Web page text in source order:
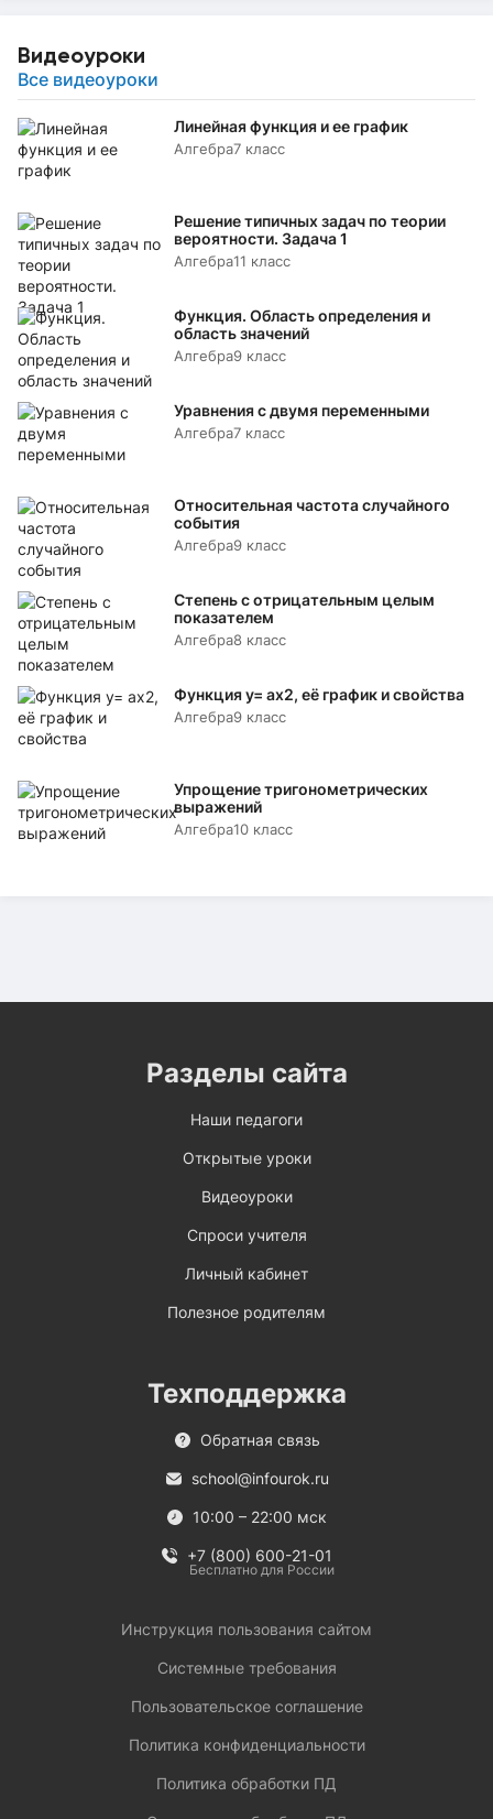
Видеоуроки
Все видеоуроки
Линейная функция и ее график
Алгебра7 класс
Решение типичных задач по теории
вероятности. Задача 1
Алгебра11 класс
Функция. Область определения и
область значений
Алгебра9 класс
Уравнения с двумя переменными
Алгебра7 класс
Относительная частота случайного
события
Алгебра9 класс
Степень с отрицательным целым
показателем
Алгебра8 класс
Функция y= аx2, её график и свойства
Алгебра9 класс
Упрощение тригонометрических
выражений
Алгебра10 класс
Разделы сайта
Наши педагоги
Открытые уроки
Видеоуроки
Спроси учителя
Личный кабинет
Полезное родителям
Техподдержка
Обратная связь
school@infourok.ru
10:00 – 22:00 мск
+7 (800) 600-21-01
Бесплатно для России
Инструкция пользования сайтом
Системные требования
Пользовательское соглашение
Политика конфиденциальности
Политика обработки ПД